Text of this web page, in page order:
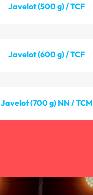
Javelot (500 g) / TCF
Javelot (600 g) / TCF
Javelot (700 g) NN / TCM